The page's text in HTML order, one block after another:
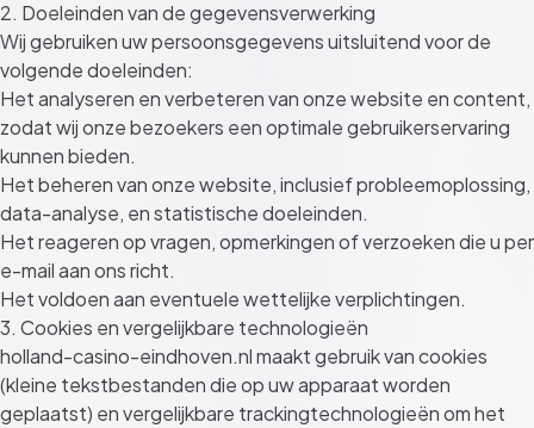
2. Doeleinden van de gegevensverwerking
Wij gebruiken uw persoonsgegevens uitsluitend voor de
volgende doeleinden:
Het analyseren en verbeteren van onze website en content,
zodat wij onze bezoekers een optimale gebruikerservaring
kunnen bieden.
Het beheren van onze website, inclusief probleemoplossing,
data-analyse, en statistische doeleinden.
Het reageren op vragen, opmerkingen of verzoeken die u per
e-mail aan ons richt.
Het voldoen aan eventuele wettelijke verplichtingen.
3. Cookies en vergelijkbare technologieën
holland-casino-eindhoven.nl maakt gebruik van cookies
(kleine tekstbestanden die op uw apparaat worden
geplaatst) en vergelijkbare trackingtechnologieën om het